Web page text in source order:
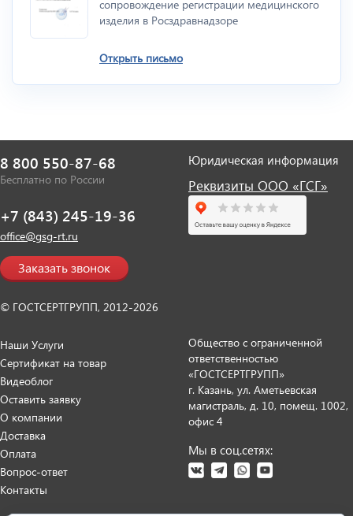
сопровождение регистрации медицинского
изделия в Росздравнадзоре
Открыть письмо
8 800 550-87-68
Бесплатно по России
+7 (843) 245-19-36
office@gsg-rt.ru
Заказать звонок
© ГОСТСЕРТГРУПП, 2012-2026
Юридическая информация
Реквизиты ООО «ГСГ»
Наши Услуги
Сертификат на товар
Видеоблог
Оставить заявку
О компании
Доставка
Оплата
Вопрос-ответ
Контакты
Общество с ограниченной
ответственностью
«ГОСТСЕРТГРУПП»
г. Казань, ул. Аметьевская
магистраль, д. 10, помещ. 1002,
офис 4
Мы в соц.сетях: